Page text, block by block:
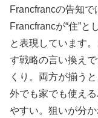
Francfrancの告知で
Francfrancが“住”と
と表現しています
す戦略の言い換え
くり。両方が揃う
外でも家でも使え
やすい。狙いが分